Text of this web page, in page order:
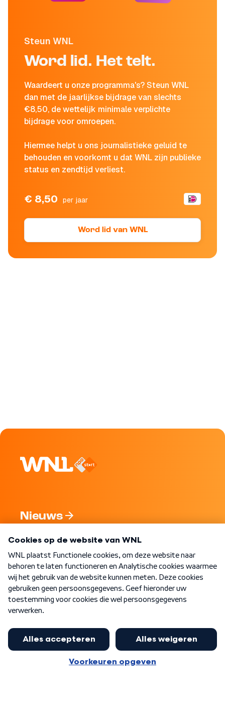
Steun WNL
Word lid. Het telt.
Waardeert u onze programma's? Steun WNL
dan met de jaarlijkse bijdrage van slechts
€8,50, de wettelijk minimale verplichte
bijdrage voor omroepen.
Hiermee helpt u ons journalistieke geluid te
behouden en voorkomt u dat WNL zijn publieke
status en zendtijd verliest.
€ 8,50 per jaar
Word lid van WNL
Nieuws
Nieuwsbrief
Word Lid